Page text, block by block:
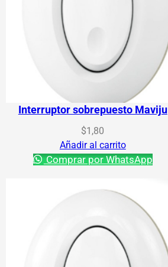
Interruptor sobrepuesto Maviju
$1,80
Añadir al carrito
Comprar por WhatsApp